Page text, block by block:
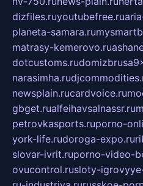
dizfiles.ruyoutubefree.ru
planeta-samara.ru
matrasy-kemerovo.ru
dotcustoms.ru
narasimha.ru
newsplain.rucardvoice.ru
gbget.rualfeihavsalnassr.ru
petrovkasports.ruporno-
york-life.rudoroga-expo.ru
slovar-ivrit.ruporno-video-
ovucontrol.rusloty-